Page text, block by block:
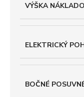
VÝŠKA
ELEKTRICKÝ
BOČNÉ